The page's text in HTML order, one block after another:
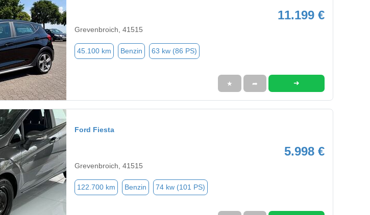
11.199 €
Grevenbroich, 41515
45.100 km Benzin 63 kw (86 PS)
★ ➦ ➜
Ford Fiesta
5.998 €
Grevenbroich, 41515
122.700 km Benzin 74 kw (101 PS)